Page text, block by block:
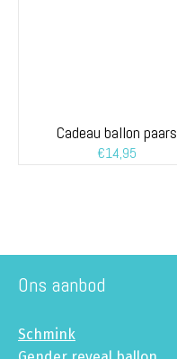
Cadeau ballon paars
€14,95
Ons aanbod
Schmink